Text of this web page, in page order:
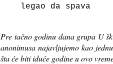
legao da spava
Pre tačno godinu dana grupa U
anonimusa najavljujemo kao
šta će biti iduće godine u ovo